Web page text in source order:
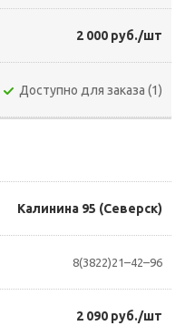
2 000 руб./шт
Доступно для заказа (1)
Калинина 95 (Северск)
8(3822)21–42–96
2 090 руб./шт